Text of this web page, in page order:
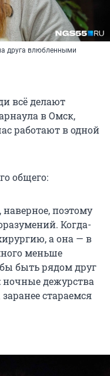
друга влюбленными
всё делают
в Омск,
работают в одной
общего:
поэтому
Когда-
а она — в
меньше
быть рядом друг
ночные дежурства
стараемся